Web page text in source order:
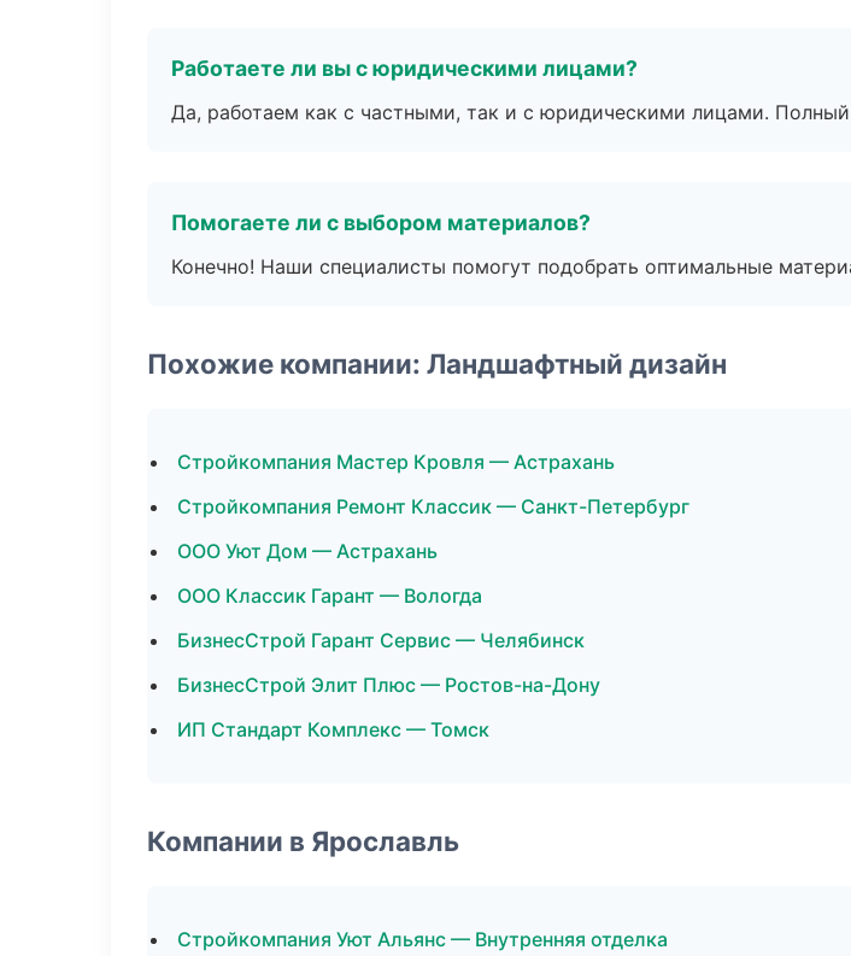
Работаете ли вы с юридическими лицами?
Да, работаем как с частными, так и с юридическими лицами. Полный
Помогаете ли с выбором материалов?
Конечно! Наши специалисты помогут подобрать оптимальные
Похожие компании: Ландшафтный дизайн
Стройкомпания Мастер Кровля — Астрахань
Стройкомпания Ремонт Классик — Санкт-Петербург
ООО Уют Дом — Астрахань
ООО Классик Гарант — Вологда
БизнесСтрой Гарант Сервис — Челябинск
БизнесСтрой Элит Плюс — Ростов-на-Дону
ИП Стандарт Комплекс — Томск
Компании в Ярославль
Стройкомпания Уют Альянс — Внутренняя отделка